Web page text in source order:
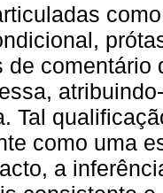
de
Tal
como uma
a